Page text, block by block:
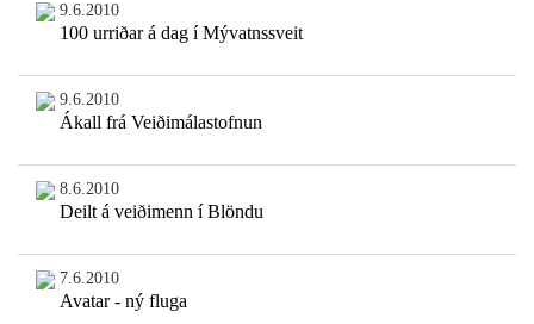
9.6.2010
100 urriðar á dag í Mývatnssveit
9.6.2010
Ákall frá Veiðimálastofnun
8.6.2010
Deilt á veiðimenn í Blöndu
7.6.2010
Avatar - ný fluga